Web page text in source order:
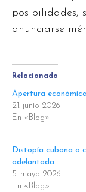
posibilidades,
anunciarse
Relacionado
Apertura
21. junio 2026
En «Blog»
Distopía cubana o
adelantada
5. mayo 2026
En «Blog»